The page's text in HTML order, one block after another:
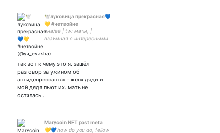
🕊луковица прекрасная💙
💛 #нетвойне
она/её | tw: маты, |
взаимная с интересными
так вот к чему это я. зашёл
разговор за ужином об
антидепрессантах : жена дяди и
мой дядя пьют их. мать не
осталась…
Marycoin NFT post meta
💛💙 how do you do, fellow